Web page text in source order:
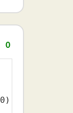
0
0 ) t nil)